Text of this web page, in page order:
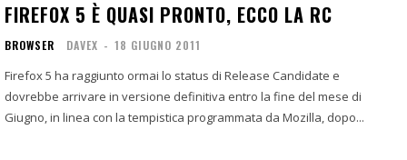
FIREFOX 5 È QUASI PRONTO, ECCO LA RC
BROWSER DAVEX - 18 GIUGNO 2011
Firefox 5 ha raggiunto ormai lo status di Release Candidate e
dovrebbe arrivare in versione definitiva entro la fine del mese di
Giugno, in linea con la tempistica programmata da Mozilla, dopo...